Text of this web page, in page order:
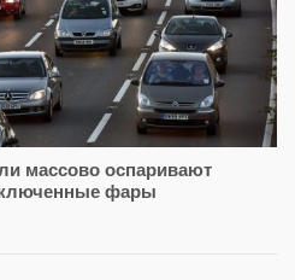
массово оспаривают
фары